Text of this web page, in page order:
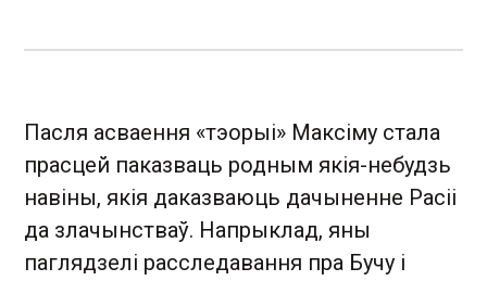
Пасля асваення «тэорыі» Максіму стала
прасцей паказваць родным якія-небудзь
навіны, якія даказваюць дачыненне Расіі
да злачынстваў. Напрыклад, яны
паглядзелі расследавання пра Бучу і